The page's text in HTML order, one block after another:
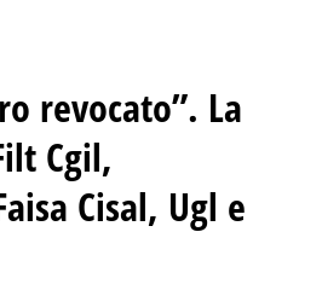
revocato”. La
Cgil,
Cisal, Ugl e